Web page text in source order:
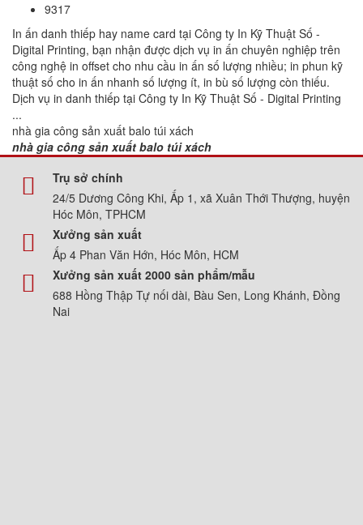
9317
In ấn danh thiếp hay name card tại Công ty In Kỹ Thuật Số -
Digital Printing, bạn nhận được dịch vụ in ấn chuyên nghiệp trên
công nghệ in offset cho nhu cầu in ấn số lượng nhiều; in phun kỹ
thuật số cho in ấn nhanh số lượng ít, in bù số lượng còn thiếu.
Dịch vụ in danh thiếp tại Công ty In Kỹ Thuật Số - Digital Printing
...
nhà gia công sản xuất balo túi xách
nhà gia công sản xuất balo túi xách
Trụ sở chính
24/5 Dương Công Khi, Ấp 1, xã Xuân Thới Thượng, huyện
Hóc Môn, TPHCM
Xưởng sản xuất
Ấp 4 Phan Văn Hớn, Hóc Môn, HCM
Xưởng sản xuất 2000 sản phẩm/mẫu
688 Hồng Thập Tự nối dài, Bàu Sen, Long Khánh, Đồng
Nai